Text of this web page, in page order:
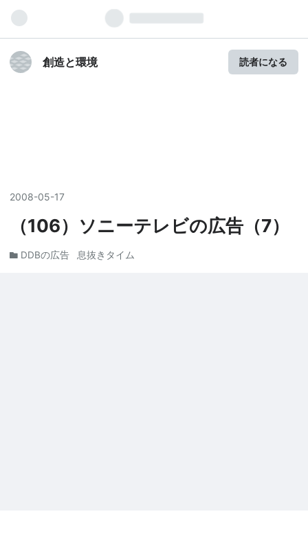
創造と環境 読者になる
2008-05-17
（106）ソニーテレビの広告（7）
DDBの広告 息抜きタイム